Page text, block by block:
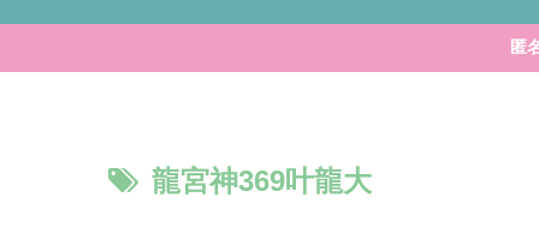
匿
龍宮神369叶龍大